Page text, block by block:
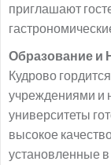
приглашают
Образование и
Кудрово
учреждениями и
университеты
высокое
установленные